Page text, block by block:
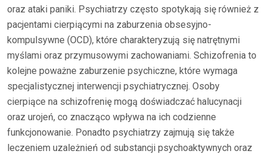
oraz ataki paniki. Psychiatrzy często spotykają się również z
pacjentami cierpiącymi na zaburzenia obsesyjno-
kompulsywne (OCD), które charakteryzują się natrętnymi
myślami oraz przymusowymi zachowaniami. Schizofrenia to
kolejne poważne zaburzenie psychiczne, które wymaga
specjalistycznej interwencji psychiatrycznej. Osoby
cierpiące na schizofrenię mogą doświadczać halucynacji
oraz urojeń, co znacząco wpływa na ich codzienne
funkcjonowanie. Ponadto psychiatrzy zajmują się także
leczeniem uzależnień od substancji psychoaktywnych oraz